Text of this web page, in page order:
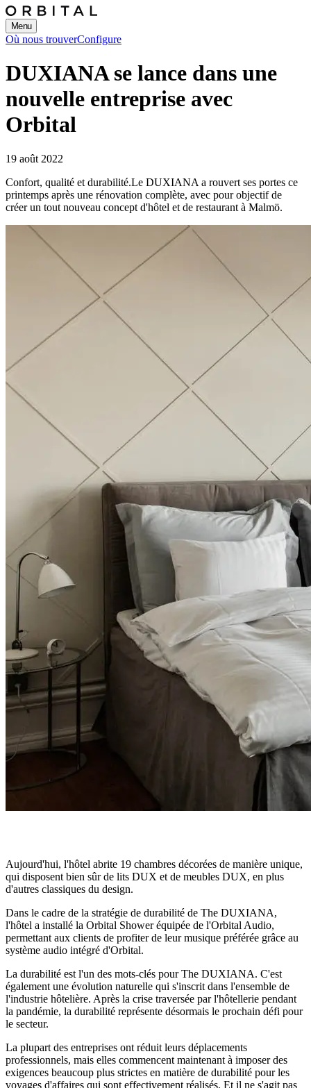
Menu
Où nous trouverConfigure
DUXIANA se lance dans une
nouvelle entreprise avec
Orbital
19 août 2022
Confort, qualité et durabilité.Le DUXIANA a rouvert ses portes ce
printemps après une rénovation complète, avec pour objectif de
créer un tout nouveau concept d'hôtel et de restaurant à Malmö.
Aujourd'hui, l'hôtel abrite 19 chambres décorées de manière unique,
qui disposent bien sûr de lits DUX et de meubles DUX, en plus
d'autres classiques du design.
Dans le cadre de la stratégie de durabilité de The DUXIANA,
l'hôtel a installé la Orbital Shower équipée de l'Orbital Audio,
permettant aux clients de profiter de leur musique préférée grâce au
système audio intégré d'Orbital.
La durabilité est l'un des mots-clés pour The DUXIANA. C'est
également une évolution naturelle qui s'inscrit dans l'ensemble de
l'industrie hôtelière. Après la crise traversée par l'hôtellerie pendant
la pandémie, la durabilité représente désormais le prochain défi pour
le secteur.
La plupart des entreprises ont réduit leurs déplacements
professionnels, mais elles commencent maintenant à imposer des
exigences beaucoup plus strictes en matière de durabilité pour les
voyages d'affaires qui sont effectivement réalisés. Et il ne s'agit pas